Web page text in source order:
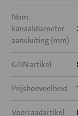
Nom.
kanaaldiameter
aansluiting (mm)
GTIN artikel
Prijshoeveelheid
Voorraadartikel